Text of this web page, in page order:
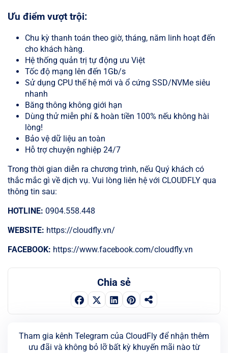
Ưu điểm vượt trội:
Chu kỳ thanh toán theo giờ, tháng, năm linh hoạt đến
cho khách hàng.
Hệ thống quản trị tự động ưu Việt
Tốc độ mạng lên đến 1Gb/s
Sử dụng CPU thế hệ mới và ổ cứng SSD/NVMe siêu
nhanh
Băng thông không giới hạn
Dùng thử miễn phí & hoàn tiền 100% nếu không hài
lòng!
Bảo vệ dữ liệu an toàn
Hỗ trợ chuyện nghiệp 24/7
Trong thời gian diễn ra chương trình, nếu Quý khách có
thắc mắc gì về dịch vụ. Vui lòng liên hệ với CLOUDFLY qua
thông tin sau:
HOTLINE: 0904.558.448
WEBSITE: https://cloudfly.vn/
FACEBOOK: https://www.facebook.com/cloudfly.vn
Chia sẻ
Tham gia kênh Telegram của CloudFly để nhận thêm
ưu đãi và không bỏ lỡ bất kỳ khuyến mãi nào từ